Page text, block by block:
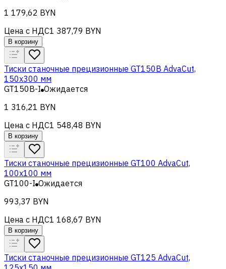
1 179,62 BYN
Цена с НДС1 387,79 BYN
В корзину
Тиски станочные прецизионные GT150B AdvaCut,
150x300 мм
GT150B-I Ожидается
1 316,21 BYN
Цена с НДС1 548,48 BYN
В корзину
Тиски станочные прецизионные GT100 AdvaCut,
100x100 мм
GT100-I Ожидается
993,37 BYN
Цена с НДС1 168,67 BYN
В корзину
Тиски станочные прецизионные GT125 AdvaCut,